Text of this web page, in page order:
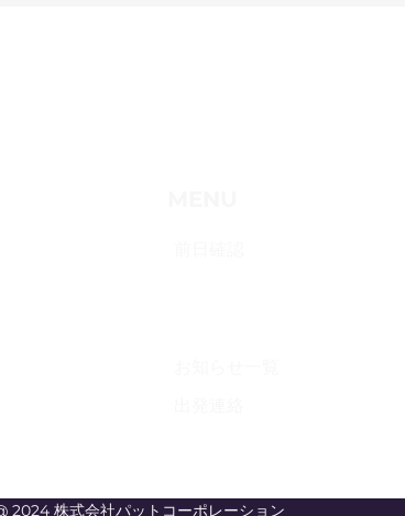
2024 株式会社パットコーポレーション